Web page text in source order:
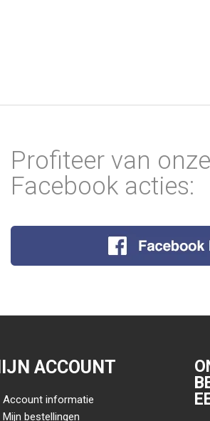
Profiteer van
Facebook acties:
ACCOUNT
Account informatie
Mijn bestellingen